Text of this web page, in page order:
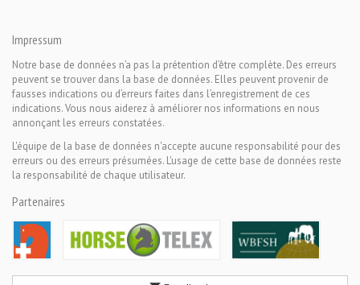
Impressum
Notre base de données n’a pas la prétention d’être complète. Des erreurs
peuvent se trouver dans la base de données. Elles peuvent provenir de
fausses indications ou d’erreurs faites dans l’enregistrement de ces
indications. Vous nous aiderez à améliorer nos informations en nous
annonçant les erreurs constatées.
L'équipe de la base de données n'accepte aucune responsabilité pour des
erreurs ou des erreurs présumées. L'usage de cette base de données reste
la responsabilité de chaque utilisateur.
Partenaires